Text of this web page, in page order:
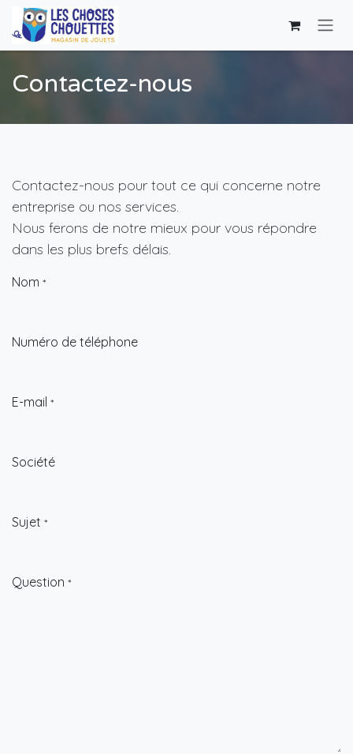
Se rendre au contenu
Contactez-nous
Contactez-nous pour tout ce qui concerne notre
entreprise ou nos services.
Nous ferons de notre mieux pour vous répondre
dans les plus brefs délais.
Nom *
Numéro de téléphone
E-mail *
Société
Sujet *
Question *